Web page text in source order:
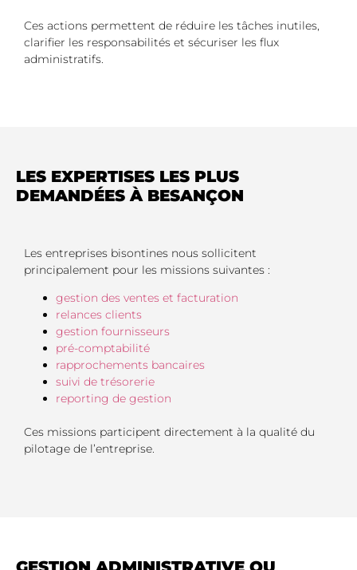
Ces actions permettent de réduire les tâches inutiles,
clarifier les responsabilités et sécuriser les flux
administratifs.
LES EXPERTISES LES PLUS
DEMANDÉES À BESANÇON
Les entreprises bisontines nous sollicitent
principalement pour les missions suivantes :
gestion des ventes et facturation
relances clients
gestion fournisseurs
pré-comptabilité
rapprochements bancaires
suivi de trésorerie
reporting de gestion
Ces missions participent directement à la qualité du
pilotage de l’entreprise.